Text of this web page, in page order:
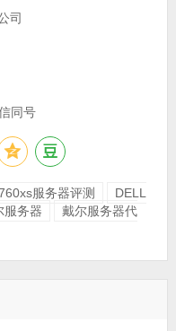
司
同号
服务器评测
DELL
服务器
戴尔服务器代